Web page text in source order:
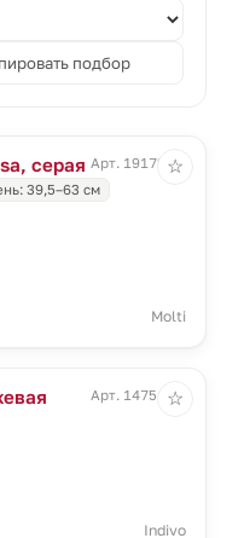
подбор
серая Арт. 19172.10
39,5–63 см
Molti
☆
Арт. 14751.00
Indivo
☆